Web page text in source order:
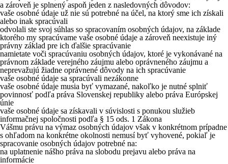
a zároveň je splnený aspoň jeden z nasledovných dôvodov:
vaše osobné údaje už nie sú potrebné na účel, na ktorý sme ich získali
alebo inak spracúvali
odvolali ste svoj súhlas so spracovaním osobných údajov, na základe
ktorého my spracúvame vaše osobné údaje a zároveň neexistuje iný
právny základ pre ich ďalšie spracúvanie
namietate voči spracúvaniu osobných údajov, ktoré je vykonávané na
právnom základe verejného záujmu alebo oprávneného záujmu a
neprevažujú žiadne oprávnené dôvody na ich spracúvanie
vaše osobné údaje sa spracúvali nezákonne
vaše osobné údaje musia byť vymazané, nakoľko je nutné splniť
povinnosť podľa práva Slovenskej republiky alebo práva Európskej
únie
vaše osobné údaje sa získavali v súvislosti s ponukou služieb
informačnej spoločnosti podľa § 15 ods. 1 Zákona
Vášmu právu na výmaz osobných údajov však v konkrétnom prípadne
s ohľadom na konkrétne okolnosti nemusí byť vyhovené, pokiaľ je
spracovanie osobných údajov potrebné na:
na uplatnenie nášho práva na slobodu prejavu alebo práva na
informácie